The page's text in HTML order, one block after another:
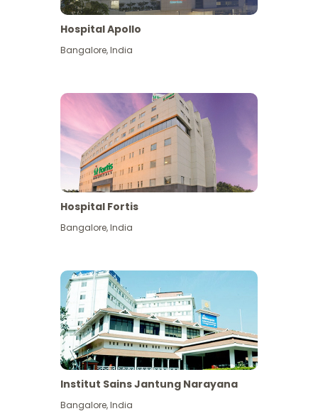
Hospital Apollo
Bangalore,India
Hospital Fortis
Bangalore,India
Institut Sains Jantung Narayana
Bangalore,India